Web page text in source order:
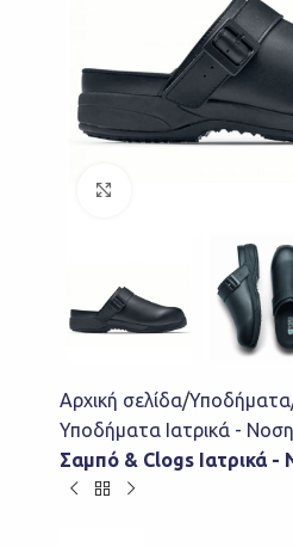
Αρχική σελίδα Υποδήματα
Υποδήματα Ιατρικά -
Σαμπό & Clogs Ιατρικά -